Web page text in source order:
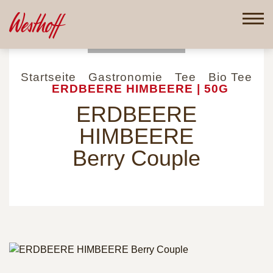
zum
Startseite Gastronomie Tee
Bio Tee
ERDBEERE HIMBEERE | 50G
ERDBEERE
HIMBEERE
Berry Couple